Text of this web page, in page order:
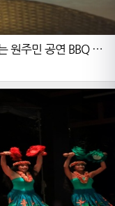
원주민 공연 BBQ 완